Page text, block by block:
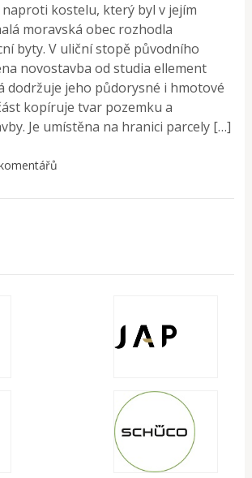
kostelu, který byl v jejím
moravská obec rozhodla
byty. V uliční stopě původního
novostavba od studia ellement
dodržuje jeho půdorysné i hmotové
kopíruje tvar pozemku a
Je umístěna na hranici parcely […]